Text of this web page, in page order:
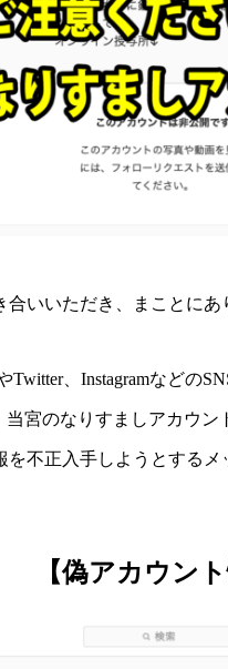
いいただき、まことにあ
Twitter、Instagramなどの
当宮のなりすましアカウ
を不正入手しようとする
【偽アカウント